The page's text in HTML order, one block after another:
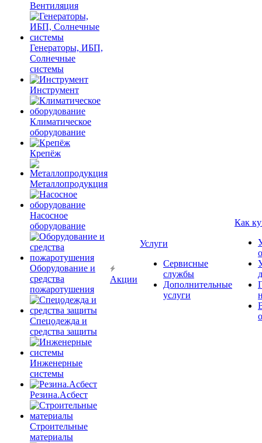
Вентиляция
Генераторы, ИБП,
Солнечные
системы
Инструмент
Климатическое
оборудование
Крепёж
Металлопродукция
Насосное
оборудование
Оборудование и
средства
пожаротушения
Спецодежда и
средства защиты
Инженерные
системы
Резина.Асбест
Строительные
материалы
Акции
Услуги
Сервисные
службы
Дополнительные
услуги
Как